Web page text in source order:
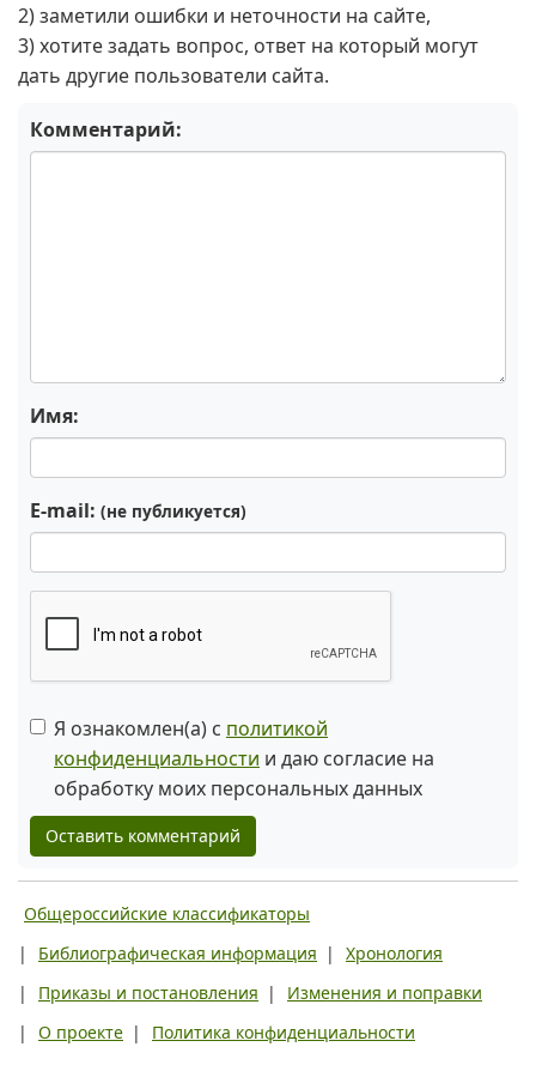
2) заметили ошибки и неточности на сайте,
3) хотите задать вопрос, ответ на который могут
дать другие пользователи сайта.
Комментарий:
Имя:
E-mail: (не публикуется)
Я ознакомлен(а) с политикой
конфиденциальности и даю согласие на
обработку моих персональных данных
Оставить комментарий
Общероссийские классификаторы
|
Библиографическая информация |
Хронология
|
Приказы и постановления |
Изменения и поправки
|
О проекте |
Политика конфиденциальности